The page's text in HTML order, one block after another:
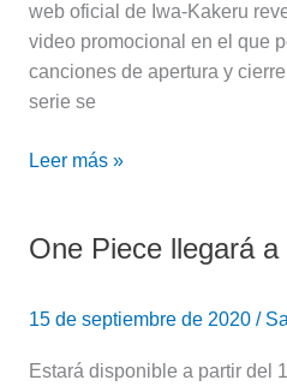
web oficial de Iwa-Kakeru
video promocional en el que
canciones de apertura y
serie se
Leer más »
One Piece llegará a
15 de septiembre de 2020 /
Estará disponible a partir del
One
Netflix